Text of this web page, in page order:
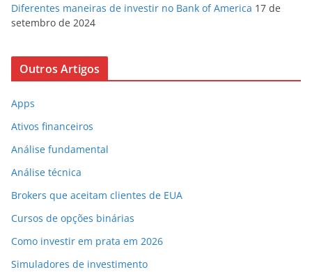
Diferentes maneiras de investir no Bank of America 17 de
setembro de 2024
Outros Artigos
Apps
Ativos financeiros
Análise fundamental
Análise técnica
Brokers que aceitam clientes de EUA
Cursos de opções binárias
Como investir em prata em 2026
Simuladores de investimento